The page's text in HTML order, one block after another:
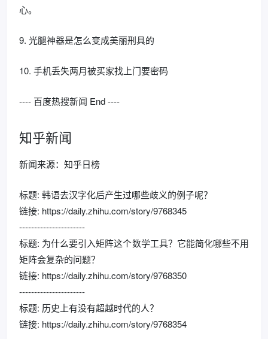
心。
9. 光腿神器是怎么变成美丽刑具的
10. 手机丢失两月被买家找上门要密码
---- 百度热搜新闻 End ----
知乎新闻
新闻来源：知乎日榜
标题: 韩语去汉字化后产生过哪些歧义的例子呢？
链接: https://daily.zhihu.com/story/9768345
----------------------
标题: 为什么要引入矩阵这个数学工具？它能简化哪些不用
矩阵会复杂的问题？
链接: https://daily.zhihu.com/story/9768350
----------------------
标题: 历史上有没有超越时代的人？
链接: https://daily.zhihu.com/story/9768354